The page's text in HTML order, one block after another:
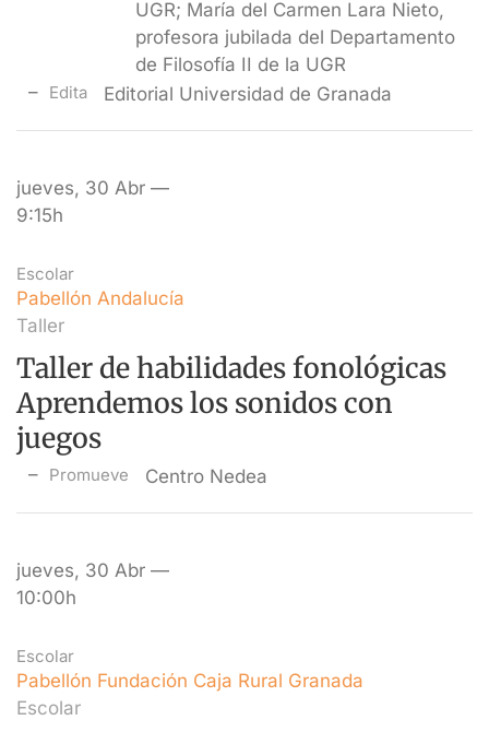
UGR; María del Carmen Lara Nieto,
profesora jubilada del Departamento
de Filosofía II de la UGR
Edita Editorial Universidad de Granada
jueves, 30 Abr —
9:15h
Escolar
Pabellón Andalucía
Taller
Taller de habilidades fonológicas
Aprendemos los sonidos con
juegos
Promueve Centro Nedea
jueves, 30 Abr —
10:00h
Escolar
Pabellón Fundación Caja Rural Granada
Escolar